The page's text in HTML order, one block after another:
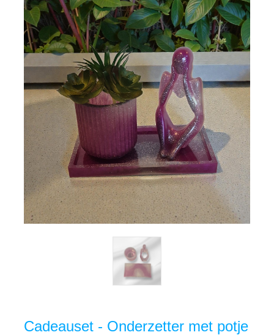
Cadeauset - Onderzetter met potje